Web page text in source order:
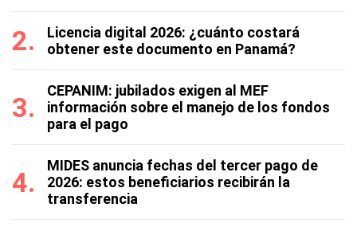
Licencia digital 2026: ¿cuánto costará
obtener este documento en Panamá?
CEPANIM: jubilados exigen al MEF
información sobre el manejo de los fondos
para el pago
MIDES anuncia fechas del tercer pago de
2026: estos beneficiarios recibirán la
transferencia